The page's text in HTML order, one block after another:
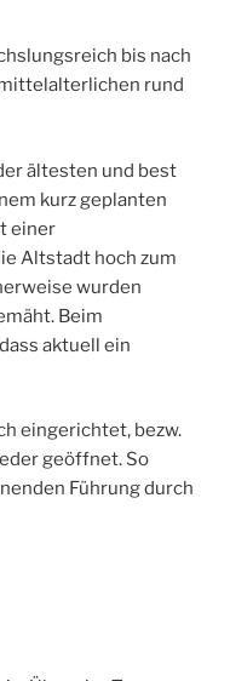
bis nach
rund
ältesten und best
kurz geplanten
einer
Altstadt hoch zum
wurden
Beim
aktuell ein
eingerichtet, bezw.
geöffnet. So
Führung durch